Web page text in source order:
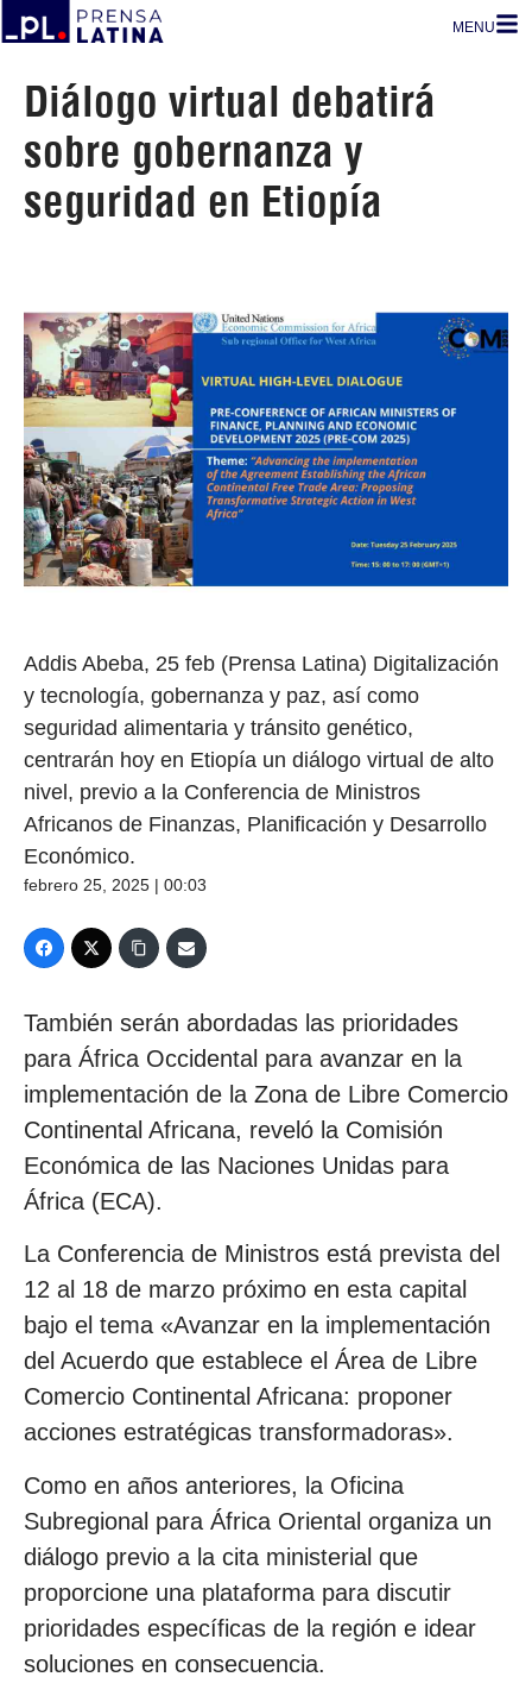
MENU
Diálogo virtual debatirá
sobre gobernanza y
seguridad en Etiopía
Addis Abeba, 25 feb (Prensa Latina) Digitalización
y tecnología, gobernanza y paz, así como
seguridad alimentaria y tránsito genético,
centrarán hoy en Etiopía un diálogo virtual de alto
nivel, previo a la Conferencia de Ministros
Africanos de Finanzas, Planificación y Desarrollo
Económico.
febrero 25, 2025 | 00:03
También serán abordadas las prioridades
para África Occidental para avanzar en la
implementación de la Zona de Libre Comercio
Continental Africana, reveló la Comisión
Económica de las Naciones Unidas para
África (ECA).
La Conferencia de Ministros está prevista del
12 al 18 de marzo próximo en esta capital
bajo el tema «Avanzar en la implementación
del Acuerdo que establece el Área de Libre
Comercio Continental Africana: proponer
acciones estratégicas transformadoras».
Como en años anteriores, la Oficina
Subregional para África Oriental organiza un
diálogo previo a la cita ministerial que
proporcione una plataforma para discutir
prioridades específicas de la región e idear
soluciones en consecuencia.